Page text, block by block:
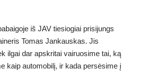
iš JAV tiesiogiai prisijungs
Tomas Jankauskas. Jis
ilgai dar apskritai vairuosime tai, ką
kaip automobilį, ir kada persėsime į